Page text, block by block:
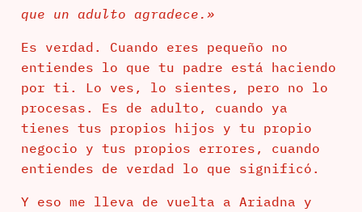
que un adulto agradece.»
Es verdad. Cuando eres pequeño no
entiendes lo que tu padre está haciendo
por ti. Lo ves, lo sientes, pero no lo
procesas. Es de adulto, cuando ya
tienes tus propios hijos y tu propio
negocio y tus propios errores, cuando
entiendes de verdad lo que significó.
Y eso me lleva de vuelta a Ariadna y